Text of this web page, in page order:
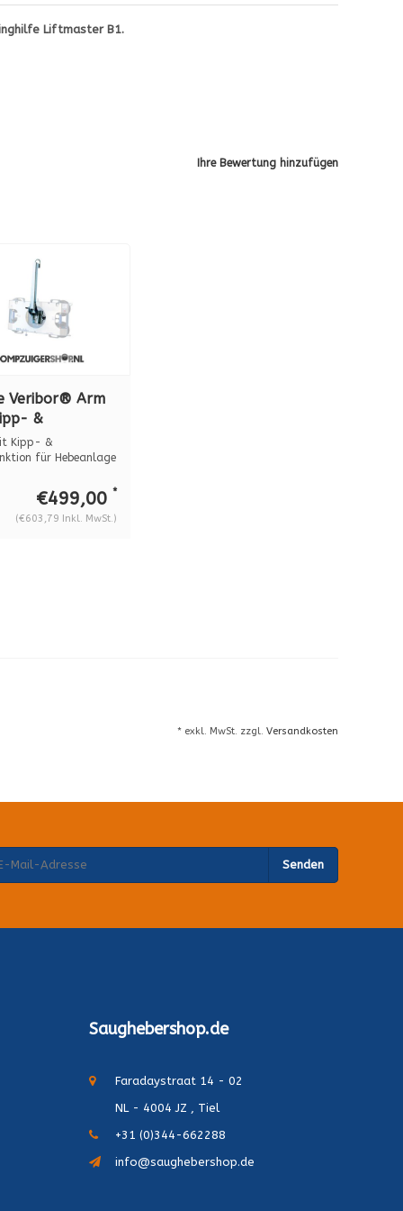
Liftmaster B1.
Ihre Bewertung hinzufügen
Veribor® Arm
&
für
B18DM4
Kipp- &
für Hebeanlage
€499,00 *
(€603,79 Inkl. MwSt.)
* exkl. MwSt. zzgl. Versandkosten
Senden
Saughebershop.de
Faradaystraat 14 - 02
NL - 4004 JZ , Tiel
+31 (0)344-662288
info@saughebershop.de